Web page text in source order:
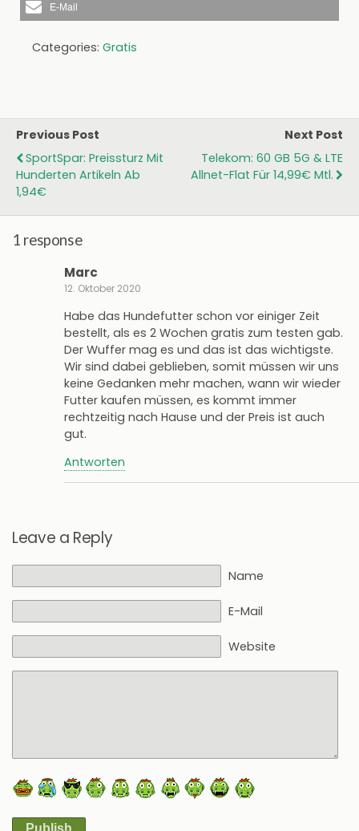
E-Mail
Categories: Gratis
Previous Post
SportSpar: Preissturz Mit
Hunderten Artikeln Ab
1,94€
Next Post
Telekom: 60 GB 5G & LTE
Allnet-Flat Für 14,99€ Mtl.
1 response
Marc
12. Oktober 2020
Habe das Hundefutter schon vor einiger Zeit
bestellt, als es 2 Wochen gratis zum testen gab.
Der Wuffer mag es und das ist das wichtigste.
Wir sind dabei geblieben, somit müssen wir uns
keine Gedanken mehr machen, wann wir wieder
Futter kaufen müssen, es kommt immer
rechtzeitig nach Hause und der Preis ist auch
gut.
Antworten
Leave a Reply
Name
E-Mail
Website
Publish